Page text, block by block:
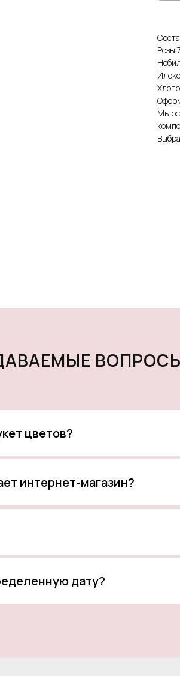
Розы 7
Мы
цветов?
интернет-магазин?
дату?